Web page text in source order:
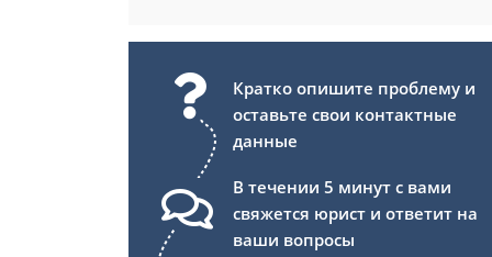
Кратко опишите проблему и
оставьте свои контактные
данные
В течении 5 минут с вами
свяжется юрист и ответит на
ваши вопросы